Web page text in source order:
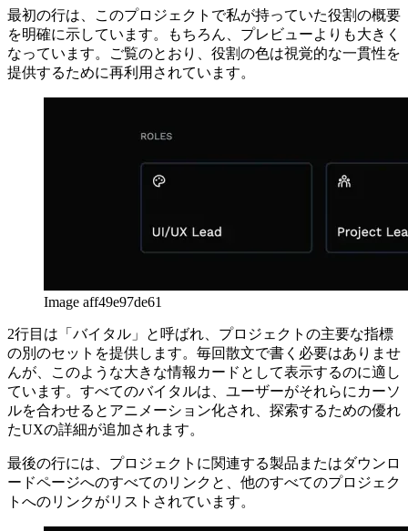
Image 1e6a898976b0
最初の行は、このプロジェクトで私が持っていた役割の概要
なっています。ご覧のとおり、役割の色は視覚的な一貫性を
Image aff49e97de61
2行目は「バイタル」と呼ばれ、プロジェクトの主要な指標
の別のセットを提供します。毎回散文で書く必要はありませ
んが、このような大きな情報カードとして表示するのに適し
ています。すべてのバイタルは、ユーザーがそれらにカーソ
ルを合わせるとアニメーション化され、探索するための優れ
たUXの詳細が追加されます。